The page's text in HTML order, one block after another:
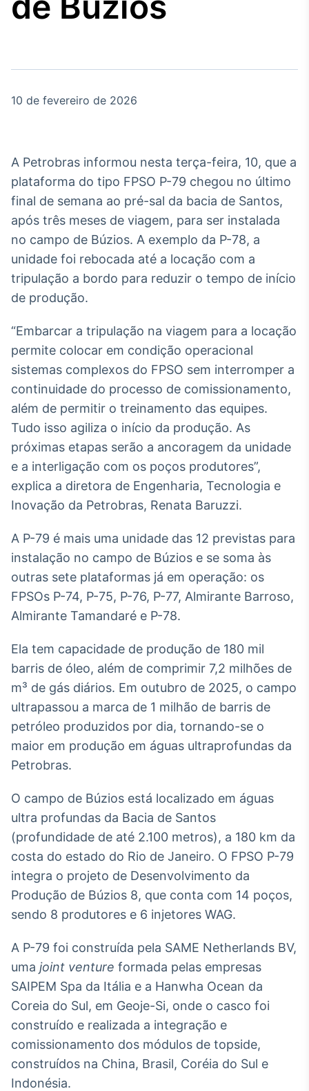
real
Broadcast
Energia
O setor de
energia elétrica
no Brasil
White Label
Plataforma para
conteúdos
personalizados
Soluções de Dados
e Conteúdos
Broadcast
OTC
Plataforma para
negociação de
ativos
Datafeed
APIs para
integração de
conteúdos e
dados
Ticker
Cotações e
headlines de
notícias
Broadcast
Widgets
funcionalidades
Broadcast
Wallboard
Conteúdos e
dados para
displays e telas
Curadoria
Curadoria de
conteúdos
noticiosos
Soluções de
Tecnologia
Broadcast
Radar
10 de fevereiro de 2026
A Petrobras informou nesta terça-feira, 10, que a
plataforma do tipo FPSO P-79 chegou no último
final de semana ao pré-sal da bacia de Santos,
após três meses de viagem, para ser instalada
no campo de Búzios. A exemplo da P-78, a
unidade foi rebocada até a locação com a
tripulação a bordo para reduzir o tempo de início
de produção.
“Embarcar a tripulação na viagem para a locação
permite colocar em condição operacional
sistemas complexos do FPSO sem interromper a
continuidade do processo de comissionamento,
além de permitir o treinamento das equipes.
Tudo isso agiliza o início da produção. As
próximas etapas serão a ancoragem da unidade
e a interligação com os poços produtores”,
explica a diretora de Engenharia, Tecnologia e
Inovação da Petrobras, Renata Baruzzi.
A P-79 é mais uma unidade das 12 previstas para
instalação no campo de Búzios e se soma às
outras sete plataformas já em operação: os
FPSOs P-74, P-75, P-76, P-77, Almirante Barroso,
Almirante Tamandaré e P-78.
Ela tem capacidade de produção de 180 mil
barris de óleo, além de comprimir 7,2 milhões de
m³ de gás diários. Em outubro de 2025, o campo
ultrapassou a marca de 1 milhão de barris de
petróleo produzidos por dia, tornando-se o
maior em produção em águas ultraprofundas da
Petrobras.
O campo de Búzios está localizado em águas
ultra profundas da Bacia de Santos
(profundidade de até 2.100 metros), a 180 km da
costa do estado do Rio de Janeiro. O FPSO P-79
integra o projeto de Desenvolvimento da
Produção de Búzios 8, que conta com 14 poços,
sendo 8 produtores e 6 injetores WAG.
A P-79 foi construída pela SAME Netherlands BV,
uma joint venture formada pelas empresas
SAIPEM Spa da Itália e a Hanwha Ocean da
Coreia do Sul, em Geoje-Si, onde o casco foi
construído e realizada a integração e
comissionamento dos módulos de topside,
construídos na China, Brasil, Coréia do Sul e
Indonésia.